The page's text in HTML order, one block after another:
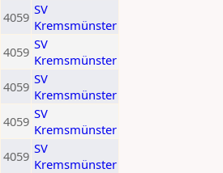
4059 SV
Kremsmünster
4059 SV
Kremsmünster
4059 SV
Kremsmünster
4059 SV
Kremsmünster
4059 SV
Kremsmünster